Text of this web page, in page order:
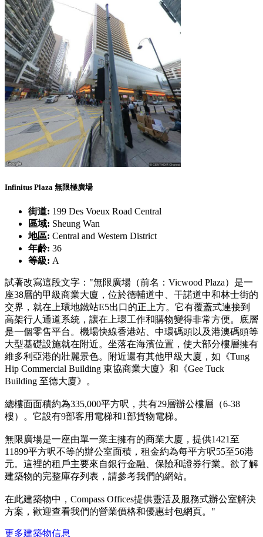
Infinitus Plaza 無限極廣場
街道: 199 Des Voeux Road Central
區域: Sheung Wan
地區: Central and Western District
年齡: 36
等級: A
試著改寫這段文字："無限廣場（前名：Vicwood Plaza）是一
座38層的甲級商業大廈，位於德輔道中、干諾道中和林士街的
交界，就在上環地鐵站E5出口的正上方。它有覆蓋式連接到
高架行人通道系統，讓在上環工作和購物變得非常方便。底層
是一個零售平台。機場快線香港站、中環碼頭以及港澳碼頭等
大型基礎設施就在附近。坐落在海濱位置，使大部分樓層擁有
維多利亞港的壯麗景色。附近還有其他甲級大廈，如《Tung
Hip Commercial Building 東協商業大廈》和《Gee Tuck
Building 至德大廈》。
總樓面面積約為335,000平方呎，共有29層辦公樓層（6-38
樓）。它設有9部客用電梯和1部貨物電梯。
無限廣場是一座由單一業主擁有的商業大廈，提供1421至
11899平方呎不等的辦公室面積，租金約為每平方呎55至56港
元。這裡的租戶主要來自銀行金融、保險和證券行業。欲了解
建築物的完整庫存列表，請參考我們的網站。
在此建築物中，Compass Offices提供靈活及服務式辦公室解決
方案，歡迎查看我們的營業價格和優惠封包網頁。"
更多建築物信息